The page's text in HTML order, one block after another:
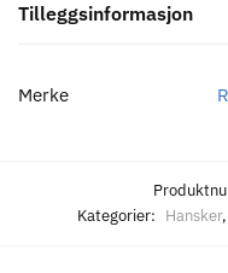
Tilleggsinformasjon
Merke
Kategorier: Hansker,